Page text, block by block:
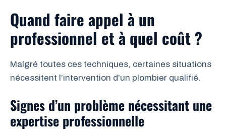
Quand faire appel à un
professionnel et à quel coût ?
Malgré toutes ces techniques, certaines situations
nécessitent l’intervention d’un plombier qualifié.
Signes d’un problème nécessitant une
expertise professionnelle